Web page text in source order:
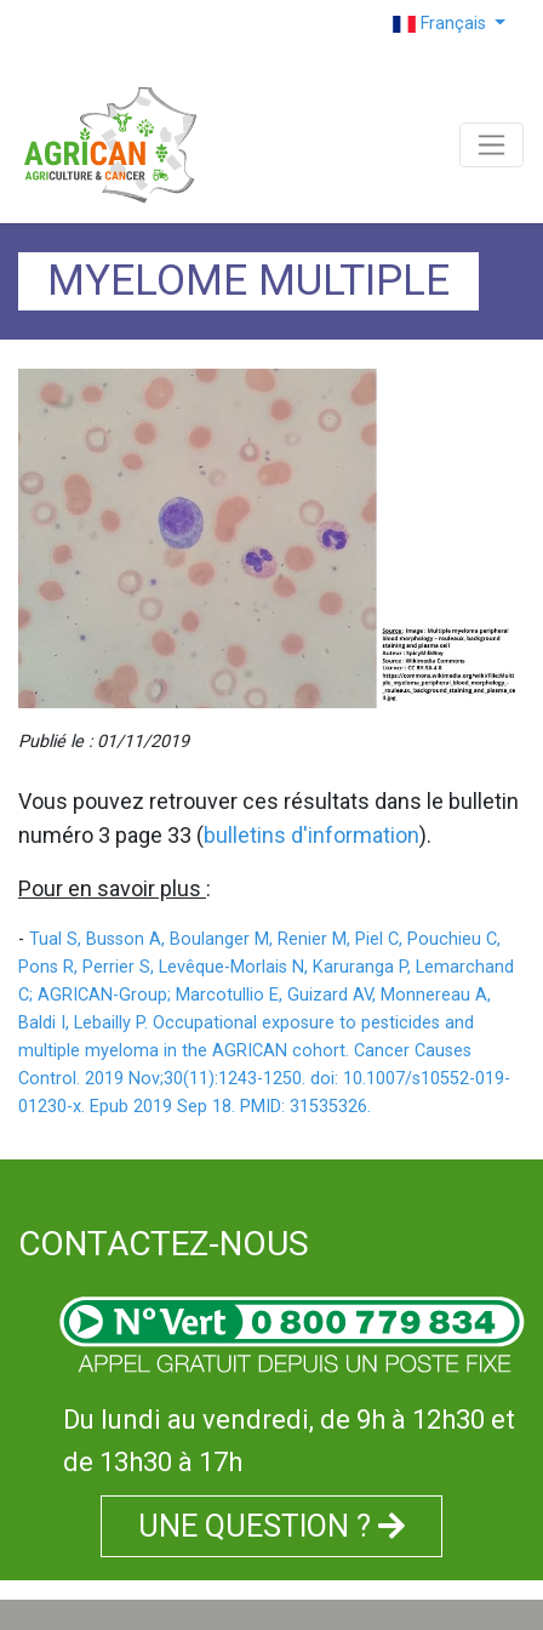
Français
MYELOME MULTIPLE
Publié le : 01/11/2019
Vous pouvez retrouver ces résultats dans le bulletin
numéro 3 page 33 (bulletins d'information).
Pour en savoir plus :
- Tual S, Busson A, Boulanger M, Renier M, Piel C, Pouchieu C,
Pons R, Perrier S, Levêque-Morlais N, Karuranga P, Lemarchand
C; AGRICAN-Group; Marcotullio E, Guizard AV, Monnereau A,
Baldi I, Lebailly P. Occupational exposure to pesticides and
multiple myeloma in the AGRICAN cohort. Cancer Causes
Control. 2019 Nov;30(11):1243-1250. doi: 10.1007/s10552-019-
01230-x. Epub 2019 Sep 18. PMID: 31535326.
CONTACTEZ-NOUS
Du lundi au vendredi, de 9h à 12h30 et
de 13h30 à 17h
UNE QUESTION ?